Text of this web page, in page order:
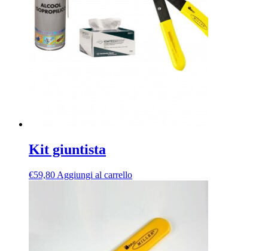
Kit giuntista
€59,80 Aggiungi al carrello